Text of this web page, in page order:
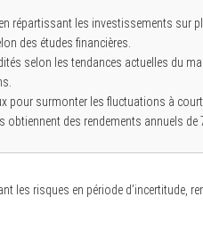
répartissant les investissements sur
des études financières.
selon les tendances actuelles du
pour surmonter les fluctuations à court
des rendements annuels de
les risques en période d’incertitude,